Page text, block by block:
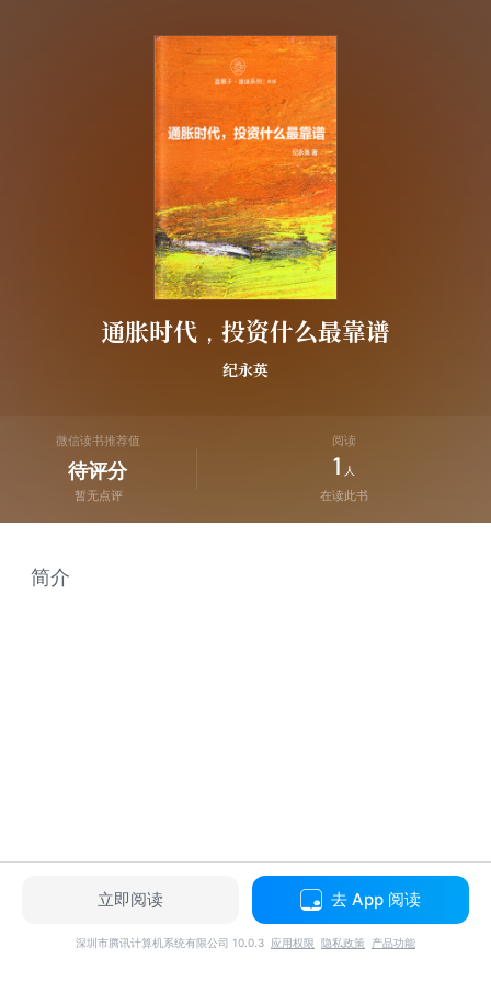
通胀时代，投资什么最靠谱
纪永英
微信读书推荐值
待评分
暂无点评
阅读
1 人
在读此书
简介
立即阅读 去 App 阅读
深圳市腾讯计算机系统有限公司 10.0.3 应用权限 隐私政策 产品功能